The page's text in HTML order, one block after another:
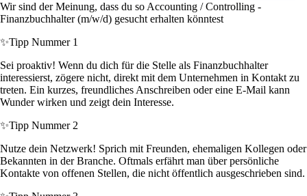
Wir sind der Meinung, dass du so Accounting / Controlling -
Finanzbuchhalter (m/w/d) gesucht erhalten könntest
✨Tipp Nummer 1
Sei proaktiv! Wenn du dich für die Stelle als Finanzbuchhalter
interessierst, zögere nicht, direkt mit dem Unternehmen in Kontakt zu
treten. Ein kurzes, freundliches Anschreiben oder eine E-Mail kann
Wunder wirken und zeigt dein Interesse.
✨Tipp Nummer 2
Nutze dein Netzwerk! Sprich mit Freunden, ehemaligen Kollegen oder
Bekannten in der Branche. Oftmals erfährt man über persönliche
Kontakte von offenen Stellen, die nicht öffentlich ausgeschrieben sind.